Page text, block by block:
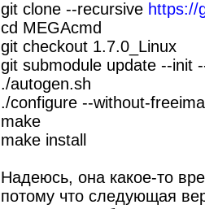
git clone --recursive https://
cd MEGAcmd
git checkout 1.7.0_Linux
git submodule update --init
./autogen.sh
./configure --without-
make
make install
Надеюсь, она какое-то
потому что следующая